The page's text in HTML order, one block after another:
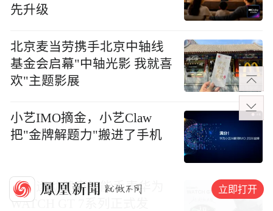
先升级
北京麦当劳携手北京中轴线
基金会启幕"中轴光影 我就喜
欢"主题影展
小艺IMO摘金，小艺Claw
把"金牌解题力"搬进了手机
大众运动健康智能手表华为
WATCH GT 7系列正式发
立即打开